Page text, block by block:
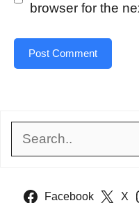
browser for the
Facebook X